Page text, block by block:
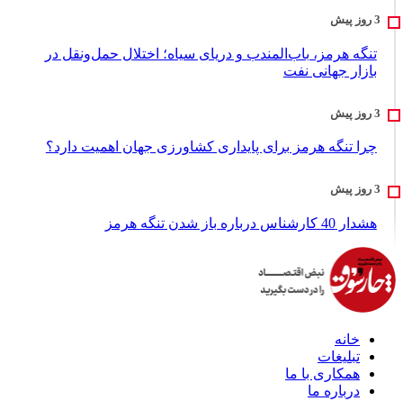
تنگه هرمز، باب‌المندب و دریای سیاه؛ اختلال حمل‌ونقل در
بازار جهانی نفت
چرا تنگه هرمز برای پایداری کشاورزی جهان اهمیت دارد؟
هشدار 40 کارشناس درباره باز شدن تنگه هرمز
خانه
تبلیغات
همکاری با ما
درباره ما